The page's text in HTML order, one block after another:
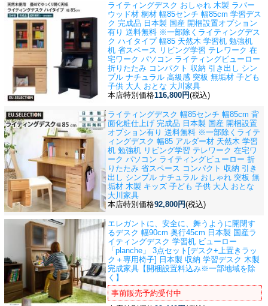
ライティングデスク おしゃれ 木製 ラバー
ウッド材 桐材 幅85センチ 幅85cm 学習デス
ク 完成品 日本製 国産 開梱設置オプション
有り 送料無料 ※一部除く ライティングデス
ク ハイタイプ 幅85 天然木 学習机 勉強机
机 省スペース リビング学習 テレワーク 在
宅ワーク パソコン ライティングビューロー
折りたたみ コンパクト 収納 引き出し シン
プル ナチュラル 高級感 突板 無垢材 子ども
子供 大人 おとな 大川家具
本店特別価格116,800円(税込)
ライティングデスク 幅85センチ 幅85cm 背
面化粧仕上げ 完成品 日本製 国産 開梱設置
オプション有り 送料無料 ※一部除く ライテ
ィングデスク 幅85 アルダー材 天然木 学習
机 勉強机 リビング学習 テレワーク 在宅ワ
ーク パソコン ライティングビューロー 折
りたたみ 省スペース コンパクト 収納 引き
出し シンプル ナチュラル おしゃれ 突板 無
垢材 木製 キッズ 子ども 子供 大人 おとな
大川家具
本店特別価格92,800円(税込)
エレガントに、安全に、舞うように開閉す
るデスク 幅90cm 奥行45cm 日本製 国産ラ
イティングデスク 学習机 ビューロー
「planche」 3点セット[デスク+上置きラッ
ク＋専用椅子] 日本製 収納 学習デスク 木製
完成家具【開梱設置料込み※一部地域を除
く】
事前販売予約受付中